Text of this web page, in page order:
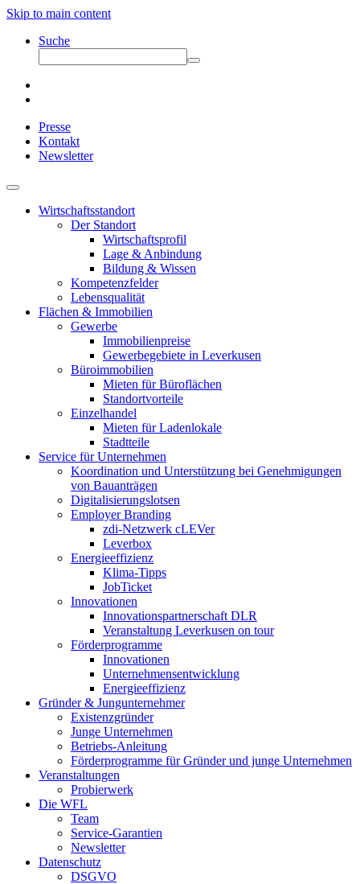
Skip to main content
Suche
Presse
Kontakt
Newsletter
Wirtschaftsstandort
Der Standort
Wirtschaftsprofil
Lage & Anbindung
Bildung & Wissen
Kompetenzfelder
Lebensqualität
Flächen & Immobilien
Gewerbe
Immobilienpreise
Gewerbegebiete in Leverkusen
Büroimmobilien
Mieten für Büroflächen
Standortvorteile
Einzelhandel
Mieten für Ladenlokale
Stadtteile
Service für Unternehmen
Koordination und Unterstützung bei Genehmigungen
von Bauanträgen
Digitalisierungslotsen
Employer Branding
zdi-Netzwerk cLEVer
Leverbox
Energieeffizienz
Klima-Tipps
JobTicket
Innovationen
Innovationspartnerschaft DLR
Veranstaltung Leverkusen on tour
Förderprogramme
Innovationen
Unternehmensentwicklung
Energieeffizienz
Gründer & Jungunternehmer
Existenzgründer
Junge Unternehmen
Betriebs-Anleitung
Förderprogramme für Gründer und junge Unternehmen
Veranstaltungen
Probierwerk
Die WFL
Team
Service-Garantien
Newsletter
Datenschutz
DSGVO